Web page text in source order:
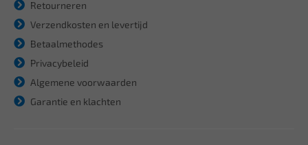
Retourneren
Verzendkosten en levertijd
Betaalmethodes
Privacybeleid
Algemene voorwaarden
Garantie en klachten